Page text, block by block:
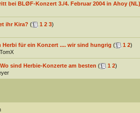
bei BLØF-Konzert 3./4. Februar 2004 in Ahoy (NL)
ihr Kira? ( 1 2 3)
Herbi für ein Konzert .... wir sind hungrig ( 1 2)
Wo sind Herbie-Konzerte am besten ( 1 2)